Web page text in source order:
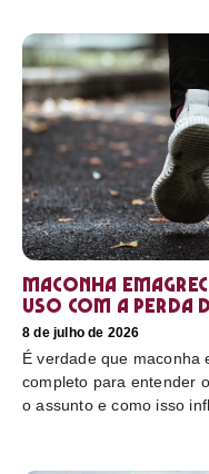
Maconha
uso com a perda
8 de julho de 2026
É verdade que maconha
completo para entender
o assunto e como isso